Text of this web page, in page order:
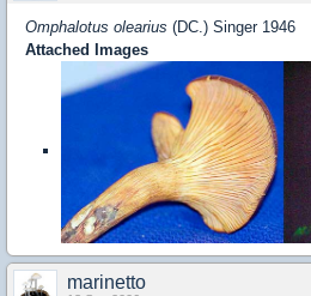
Omphalotus olearius (DC.) Singer 1946
Attached Images
marinetto